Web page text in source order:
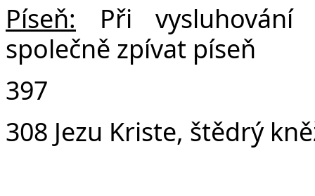
Píseň:
Při
společně zpívat píseň
397
308 Jezu Kriste, štědrý